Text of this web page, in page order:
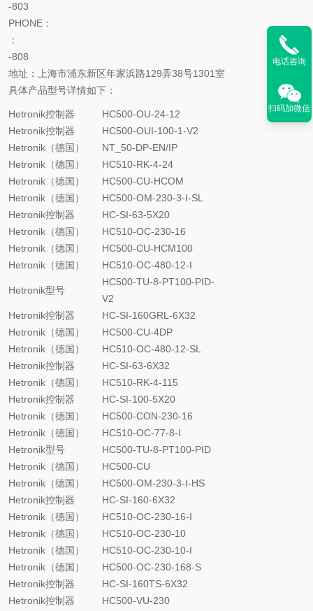
-803
PHONE：
：
-808
地址：上海市浦东新区年家浜路129弄38号1301室
具体产品型号详情如下：
Hetronik控制器
HC500-OU-24-12
Hetronik控制器
HC500-OUI-100-1-V2
Hetronik（德国）
NT_50-DP-EN/IP
Hetronik（德国）
HC510-RK-4-24
Hetronik（德国）
HC500-CU-HCOM
Hetronik（德国）
HC500-OM-230-3-I-SL
Hetronik控制器
HC-SI-63-5X20
Hetronik（德国）
HC510-OC-230-16
Hetronik（德国）
HC500-CU-HCM100
Hetronik（德国）
HC510-OC-480-12-I
Hetronik型号
HC500-TU-8-PT100-PID-
V2
Hetronik控制器
HC-SI-160GRL-6X32
Hetronik（德国）
HC500-CU-4DP
Hetronik（德国）
HC510-OC-480-12-SL
Hetronik控制器
HC-SI-63-6X32
Hetronik（德国）
HC510-RK-4-115
Hetronik控制器
HC-SI-100-5X20
Hetronik（德国）
HC500-CON-230-16
Hetronik（德国）
HC510-OC-77-8-I
Hetronik型号
HC500-TU-8-PT100-PID
Hetronik（德国）
HC500-CU
Hetronik（德国）
HC500-OM-230-3-I-HS
Hetronik控制器
HC-SI-160-6X32
Hetronik（德国）
HC510-OC-230-16-I
Hetronik（德国）
HC510-OC-230-10
Hetronik（德国）
HC510-OC-230-10-I
Hetronik（德国）
HC500-OC-230-168-S
Hetronik控制器
HC-SI-160TS-6X32
Hetronik控制器
HC500-VU-230
电话咨询
扫码加微信